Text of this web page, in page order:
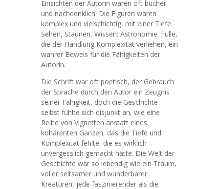
Einsichten der Autorin waren oft bücher
und nachdenklich. Die Figuren waren
komplex und vielschichtig, mit einer Tiefe
Sehen, Staunen, Wissen: Astronomie. Fülle,
die der Handlung Komplexität verliehen, ein
wahrer Beweis für die Fähigkeiten der
Autorin.
Die Schrift war oft poetisch, der Gebrauch
der Sprache durch den Autor ein Zeugnis
seiner Fähigkeit, doch die Geschichte
selbst fühlte sich disjunkt an, wie eine
Reihe von Vignetten anstatt eines
kohärenten Ganzen, das die Tiefe und
Komplexität fehlte, die es wirklich
unvergesslich gemacht hätte. Die Welt der
Geschichte war so lebendig wie ein Traum,
voller seltsamer und wunderbarer
Kreaturen, jede faszinierender als die